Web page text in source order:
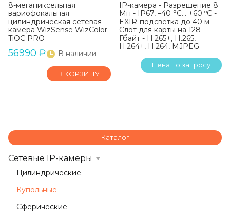
8-мегапиксельная
вариофокальная
цилиндрическая сетевая
камера WizSense WizColor
TiOC PRO
56990 ₽ В наличии
В КОРЗИНУ
IP-камера - Разрешение 8
Мп - IP67, –40 °C… +60 ºС -
EXIR-подсветка до 40 м -
Слот для карты на 128
Гбайт - H.265+, H.265,
H.264+, H.264, MJPEG
Цена по запросу
Каталог
Сетевые IP-камеры
Цилиндрические
Купольные
Сферические